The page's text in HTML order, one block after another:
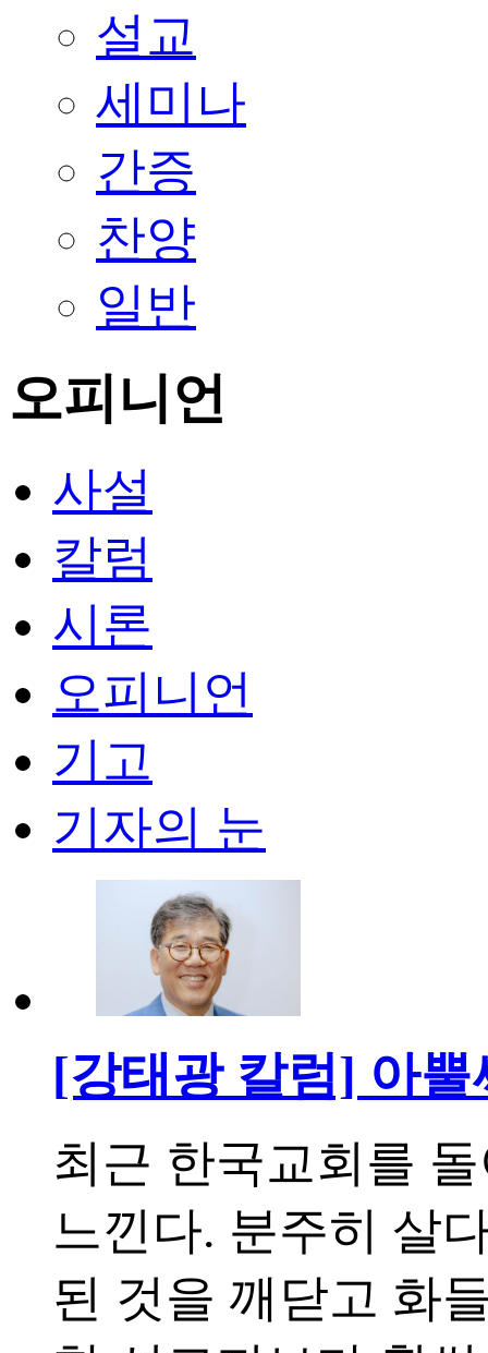
설교
세미나
간증
찬양
일반
오피니언
사설
칼럼
시론
오피니언
기고
기자의 눈
[강태광 칼럼] 아
최근 한국교회를
느낀다. 분주히 살
된 것을 깨닫고 화